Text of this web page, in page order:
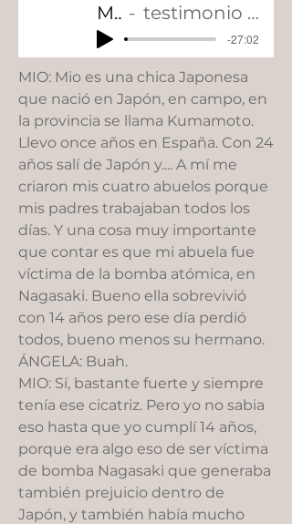
MIO testimonio completo
-27:02
MIO: Mio es una chica Japonesa
que nació en Japón, en campo, en
la provincia se llama Kumamoto.
Llevo once años en España. Con 24
años salí de Japón y.... A mí me
criaron mis cuatro abuelos porque
mis padres trabajaban todos los
días. Y una cosa muy importante
que contar es que mi abuela fue
víctima de la bomba atómica, en
Nagasaki. Bueno ella sobrevivió
con 14 años pero ese día perdió
todos, bueno menos su hermano.
ÁNGELA: Buah.
MIO: Sí, bastante fuerte y siempre
tenía ese cicatriz. Pero yo no sabia
eso hasta que yo cumplí 14 años,
porque era algo eso de ser víctima
de bomba Nagasaki que generaba
también prejuicio dentro de
Japón, y también había mucho